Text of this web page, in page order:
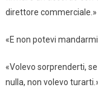
direttore commerciale.»
«E non potevi
«Volevo sorprenderti,
nulla, non volevo